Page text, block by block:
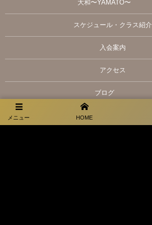
メニュー HOME
大和〜YAMATO〜
スケジュール・クラス紹介
入会案内
アクセス
ブログ
大和スポンサー情報